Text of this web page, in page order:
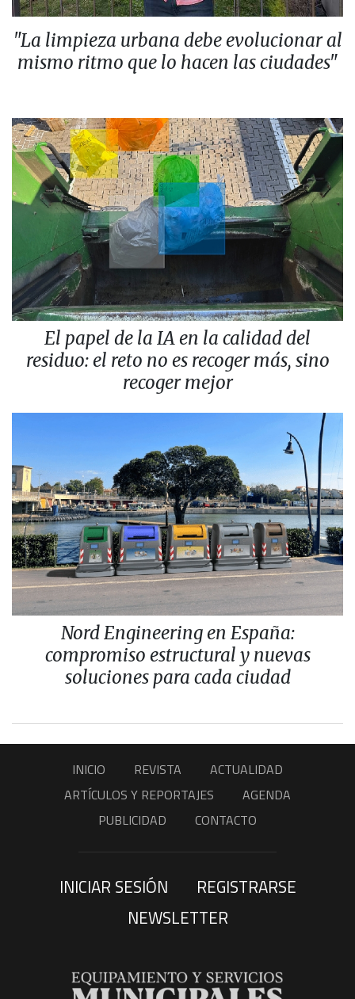
"La limpieza urbana debe evolucionar al
mismo ritmo que lo hacen las ciudades"
El papel de la IA en la calidad del
residuo: el reto no es recoger más, sino
recoger mejor
Nord Engineering en España:
compromiso estructural y nuevas
soluciones para cada ciudad
INICIO REVISTA
ACTUALIDAD
ARTÍCULOS Y REPORTAJES
AGENDA
PUBLICIDAD
CONTACTO
INICIAR SESIÓN
REGISTRARSE
NEWSLETTER